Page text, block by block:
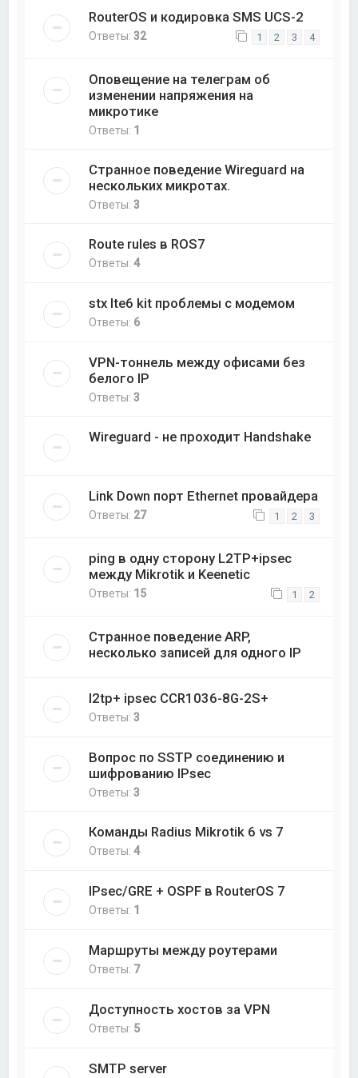
RouterOS и кодировка SMS UCS-2
Ответы:32 1 2 3 4
Оповещение на телеграм об
изменении напряжения на
микротике
Ответы: 1
Странное поведение Wireguard на
нескольких микротах.
Ответы:3
Route rules в ROS7
Ответы:4
stx lte6 kit проблемы с модемом
Ответы: 6
VPN-тоннель между офисами без
белого IP
Ответы:3
Wireguard - не проходит Handshake
Link Down порт Ethernet провайдера
Ответы: 27 1 2 3
ping в одну сторону L2TP+ipsec
между Mikrotik и Keenetic
Ответы: 15 1 2
Странное поведение ARP,
несколько записей для одного IP
l2tp+ ipsec CCR1036-8G-2S+
Ответы:3
Вопрос по SSTP соединению и
шифрованию IPsec
Ответы:3
Команды Radius Mikrotik 6 vs 7
Ответы:4
IPsec/GRE + OSPF в RouterOS 7
Ответы: 1
Маршруты между роутерами
Ответы: 7
Доступность хостов за VPN
Ответы: 5
SMTP server